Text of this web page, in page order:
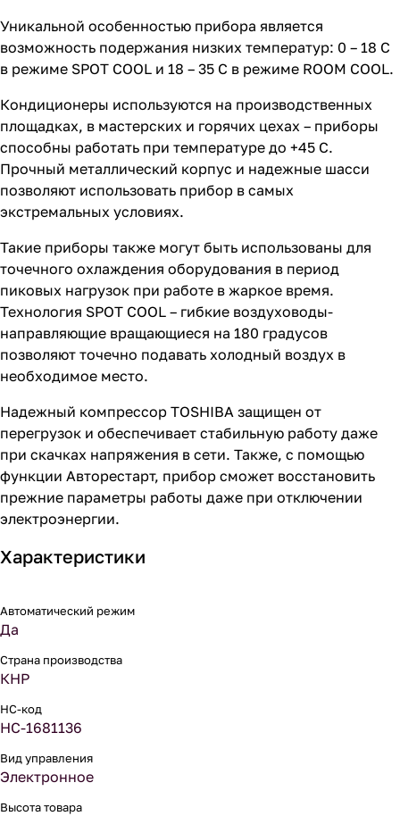
Уникальной особенностью прибора является
возможность подержания низких температур: 0 – 18 С
в режиме SPOT COOL и 18 – 35 С в режиме ROOM COOL.
Кондиционеры используются на производственных
площадках, в мастерских и горячих цехах – приборы
способны работать при температуре до +45 С.
Прочный металлический корпус и надежные шасси
позволяют использовать прибор в самых
экстремальных условиях.
Такие приборы также могут быть использованы для
точечного охлаждения оборудования в период
пиковых нагрузок при работе в жаркое время.
Технология SPOT COOL – гибкие воздуховоды-
направляющие вращающиеся на 180 градусов
позволяют точечно подавать холодный воздух в
необходимое место.
Надежный компрессор TOSHIBA защищен от
перегрузок и обеспечивает стабильную работу даже
при скачках напряжения в сети. Также, с помощью
функции Авторестарт, прибор сможет восстановить
прежние параметры работы даже при отключении
электроэнергии.
Характеристики
Автоматический режим
Да
Страна производства
КНР
НС-код
НС-1681136
Вид управления
Электронное
Высота товара